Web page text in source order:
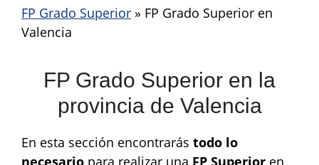
FP Grado Superior » FP Grado Superior en
Valencia
FP Grado Superior en la
provincia de Valencia
En esta sección encontrarás todo lo
necesario para realizar una FP Superior en